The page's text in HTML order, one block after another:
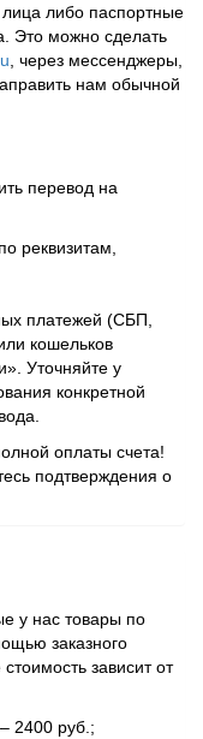
либо паспортные
Это можно сделать
, через мессенджеры,
нам обычной
перевод на
реквизитам,
платежей (СБП,
кошельков
Уточняйте у
конкретной
оплаты счета!
подтверждения о
у нас товары по
заказного
зависит от
2400 руб.;